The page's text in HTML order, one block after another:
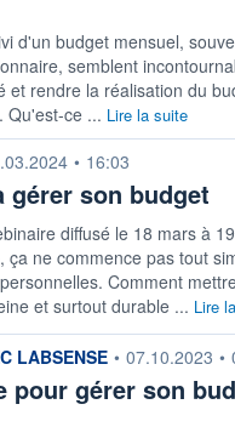
d'un budget mensuel,
semblent
et rendre la réalisation du
Qu'est-ce ... Lire la suite
• 16:03
gérer son budget
diffusé le 18 mars à
ça ne commence pas tout
Comment
et surtout durable ... Lire
LABSENSE • 07.10.2023 •
pour gérer son